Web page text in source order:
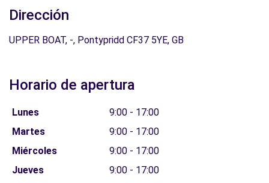
Dirección
UPPER BOAT, -, Pontypridd CF37 5YE, GB
Horario de apertura
Lunes
9:00 - 17:00
Martes
9:00 - 17:00
Miércoles
9:00 - 17:00
Jueves
9:00 - 17:00